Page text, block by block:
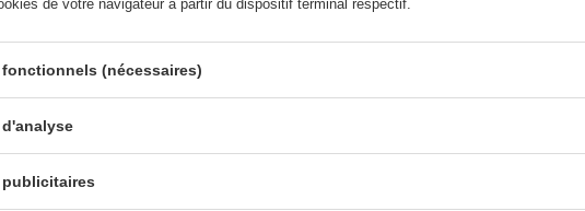
de votre navigateur à partir du dispositif terminal respectif.
(nécessaires)